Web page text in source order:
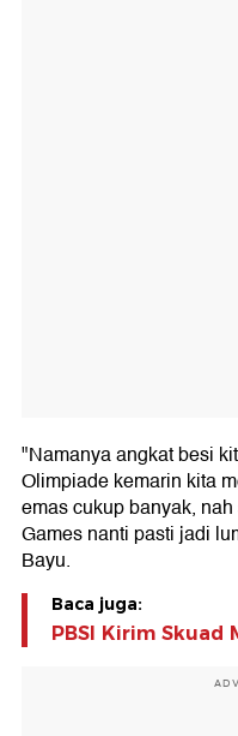
"Namanya angkat besi
Olimpiade kemarin kita
emas cukup banyak,
Games nanti pasti jadi
Bayu.
Baca juga:
PBSI Kirim Skuad